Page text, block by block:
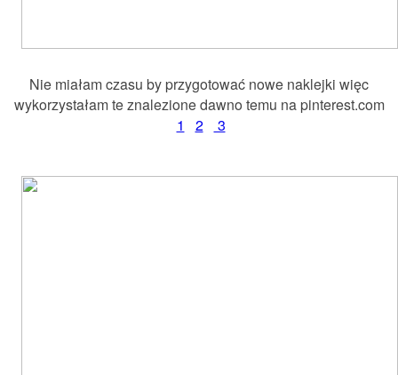
Nie miałam czasu by przygotować nowe naklejki więc
wykorzystałam te znalezione dawno temu na pinterest.com
1
2 3